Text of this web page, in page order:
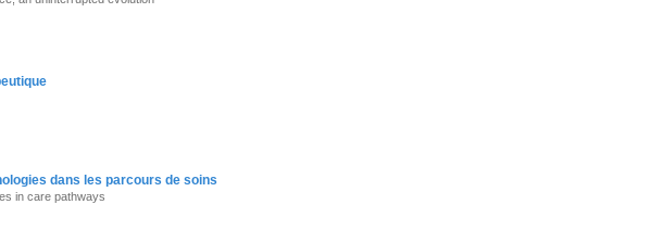
dans les parcours de soins
in care pathways